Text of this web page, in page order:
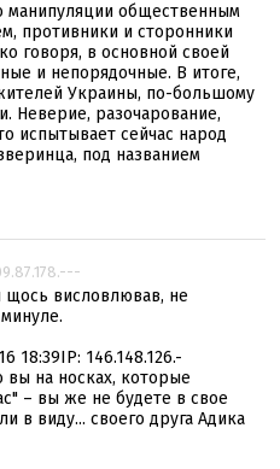
манипуляции общественным
противники и сторонники
говоря, в основной своей
и непорядочные. В итоге,
Украины, по-большому
Неверие, разочарование,
испытывает сейчас народ
под названием
щось висловлював, не
18:39IP: 146.148.126.-
вы на носках, которые
– вы же не будете в свое
в виду... своего друга Адика